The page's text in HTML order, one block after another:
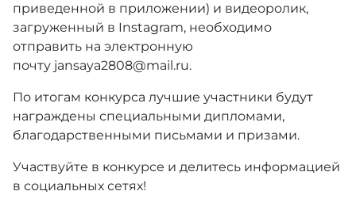
приведенной в приложении) и видеоролик,
загруженный в Instagram, необходимо
отправить на электронную
почту jansaya2808@mail.ru.
По итогам конкурса лучшие участники будут
награждены специальными дипломами,
благодарственными письмами и призами.
Участвуйте в конкурсе и делитесь информацией
в социальных сетях!